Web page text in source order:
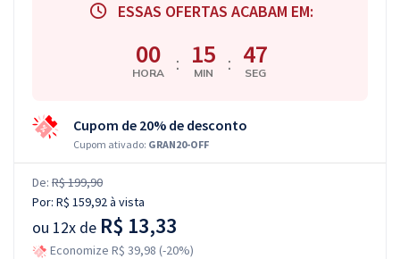
ESSAS OFERTAS ACABAM EM:
00
HORA : 15
MIN : 46
SEG
Cupom de 20% de desconto
Cupom ativado: GRAN20-OFF
De: R$ 199,90
Por: R$ 159,92à vista
ou 12x de R$ 13,33
Economize R$ 39,98 (-20%)